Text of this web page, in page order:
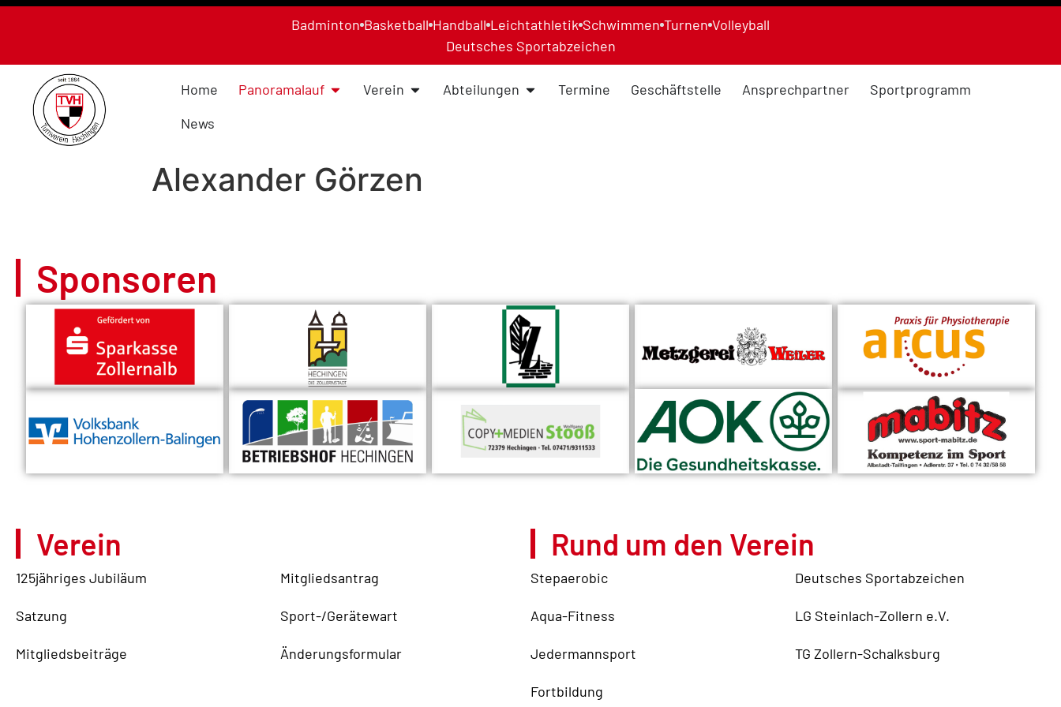
Badminton Basketball Handball Leichtathletik Schwimmen Turnen Volleyball
Deutsches Sportabzeichen
Home Panoramalauf Verein Abteilungen Termine Geschäftstelle Ansprechpartner
Sportprogramm
News
Alexander Görzen
Sponsoren
Verein
125jähriges Jubiläum
Satzung
Mitgliedsbeiträge
Mitgliedsantrag
Sport-/Gerätewart
Änderungsformular
Rund um den Verein
Stepaerobic
Aqua-Fitness
Jedermannsport
Fortbildung
Deutsches Sportabzeichen
LG Steinlach-Zollern e.V.
TG Zollern-Schalksburg